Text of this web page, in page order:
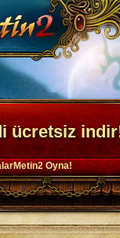
ücretsiz
Oyna!